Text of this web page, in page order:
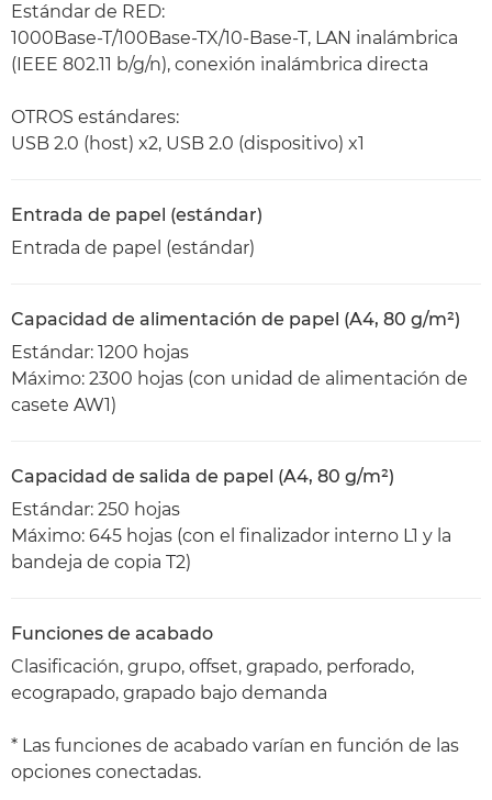
Estándar de RED:
1000Base-T/100Base-TX/10-Base-T, LAN inalámbrica
(IEEE 802.11 b/g/n), conexión inalámbrica directa
OTROS estándares:
USB 2.0 (host) x2, USB 2.0 (dispositivo) x1
Entrada de papel (estándar)
Entrada de papel (estándar)
Capacidad de alimentación de papel (A4, 80 g/m²)
Estándar: 1200 hojas
Máximo: 2300 hojas (con unidad de alimentación de
casete AW1)
Capacidad de salida de papel (A4, 80 g/m²)
Estándar: 250 hojas
Máximo: 645 hojas (con el finalizador interno L1 y la
bandeja de copia T2)
Funciones de acabado
Clasificación, grupo, offset, grapado, perforado,
ecograpado, grapado bajo demanda
* Las funciones de acabado varían en función de las
opciones conectadas.